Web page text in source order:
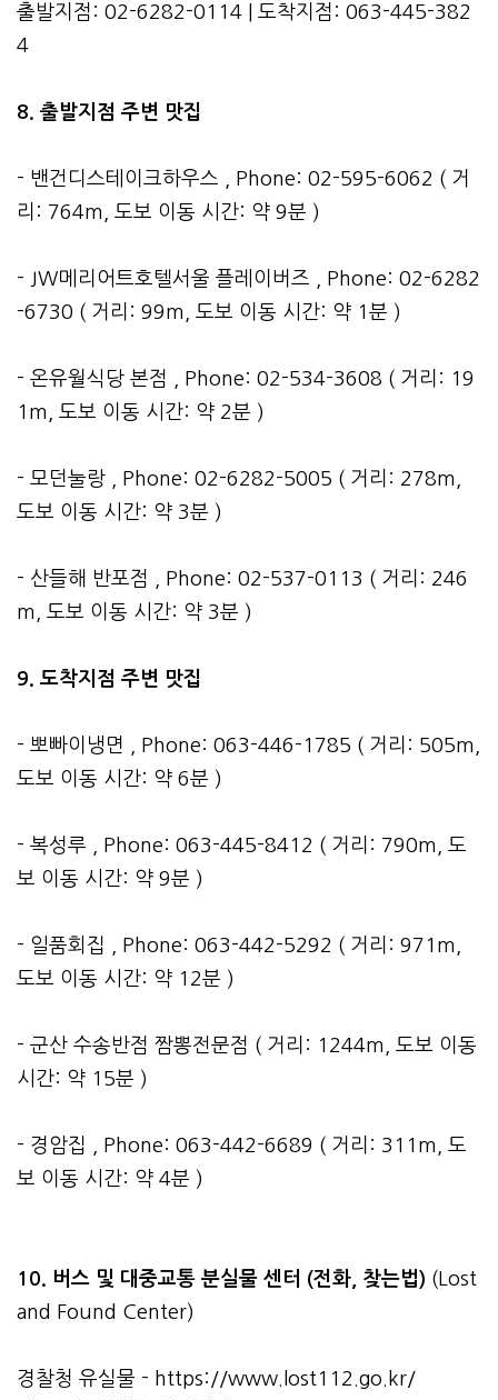
출발지점: 02-6282-0114 | 도착지점: 063-445-382
4
8. 출발지점 주변 맛집
- 밴건디스테이크하우스 , Phone: 02-595-6062 ( 거
리: 764m, 도보 이동 시간: 약 9분 )
- JW메리어트호텔서울 플레이버즈 , Phone: 02-6282
-6730 ( 거리: 99m, 도보 이동 시간: 약 1분 )
- 온유월식당 본점 , Phone: 02-534-3608 ( 거리: 19
1m, 도보 이동 시간: 약 2분 )
- 모던눌랑 , Phone: 02-6282-5005 ( 거리: 278m,
도보 이동 시간: 약 3분 )
- 산들해 반포점 , Phone: 02-537-0113 ( 거리: 246
m, 도보 이동 시간: 약 3분 )
9. 도착지점 주변 맛집
- 뽀빠이냉면 , Phone: 063-446-1785 ( 거리: 505m,
도보 이동 시간: 약 6분 )
- 복성루 , Phone: 063-445-8412 ( 거리: 790m, 도
보 이동 시간: 약 9분 )
- 일품회집 , Phone: 063-442-5292 ( 거리: 971m,
도보 이동 시간: 약 12분 )
- 군산 수송반점 짬뽕전문점 ( 거리: 1244m, 도보 이동
시간: 약 15분 )
- 경암집 , Phone: 063-442-6689 ( 거리: 311m, 도
보 이동 시간: 약 4분 )
10. 버스 및 대중교통 분실물 센터 (전화, 찾는법) (Lost
and Found Center)
경찰청 유실물 - https://www.lost112.go.kr/